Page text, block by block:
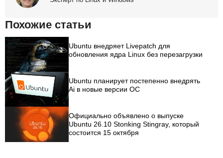
Похожие статьи
Ubuntu внедряет Livepatch для
обновления ядра Linux без перезагрузки
Ubuntu планирует постепенно внедрять
Ai в новые версии ОС
Официально объявлено о выпуске
Ubuntu 26.10 Stonking Stingray, который
состоится 15 октября